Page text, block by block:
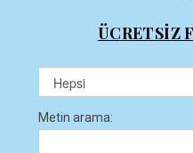
ÜCRETSİZ
Metin arama: